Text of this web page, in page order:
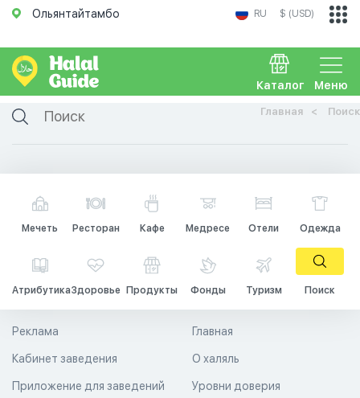
Ольянтайтамбо RU $ (USD)
Меню
Каталог
Главная Поиск
Мечеть Ресторан Кафе Медресе Отели Одежда
АтрибутикаЗдоровье Продукты Фонды Туризм Поиск
Главная
О халяль
Уровни доверия
Реклама
Кабинет заведения
Приложение для заведений